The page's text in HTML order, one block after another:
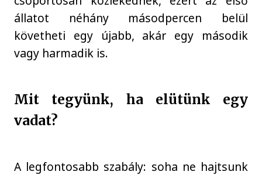
állatot néhány másodpercen belül
követheti egy újabb, akár egy második
vagy harmadik is.
Mit tegyünk, ha elütünk egy
vadat?
A legfontosabb szabály: soha ne hajtsunk